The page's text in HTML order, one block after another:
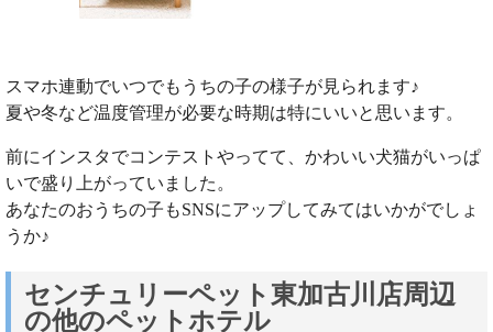
スマホ連動でいつでもうちの子の様子が見られます♪
夏や冬など温度管理が必要な時期は特にいいと思います。
前にインスタでコンテストやってて、かわいい犬猫がいっぱ
いで盛り上がっていました。
あなたのおうちの子もSNSにアップしてみてはいかがでしょ
うか♪
センチュリーペット東加古川店周辺
の他のペットホテル